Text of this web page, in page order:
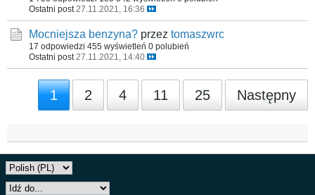
Ostatni post 27.11.2021, 16:36
Mocniejsza benzyna? przez tomaszwrc
17 odpowiedzi 455 wyświetleń 0 polubień
Ostatni post 27.11.2021, 14:40
1 2 4 11 25 Następny